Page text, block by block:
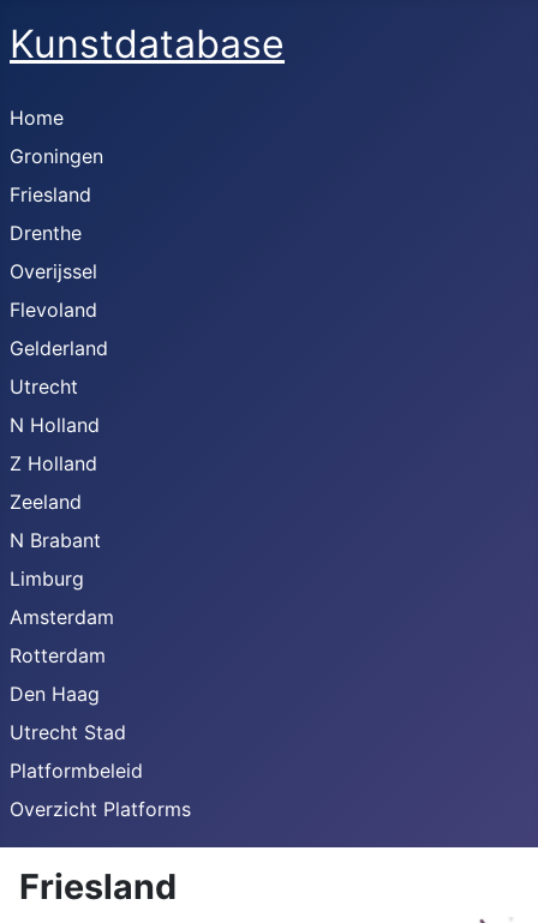
Kunstdatabase
Home
Groningen
Friesland
Drenthe
Overijssel
Flevoland
Gelderland
Utrecht
N Holland
Z Holland
Zeeland
N Brabant
Limburg
Amsterdam
Rotterdam
Den Haag
Utrecht Stad
Platformbeleid
Overzicht Platforms
Friesland